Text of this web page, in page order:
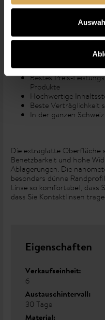
Oberflächentechnologien
mehr
Materials erfüllt selbst
Bestes Preis-
Produkte
Hochwertige
Beste Verträglichkeit
In der ganzen
Die extraglatte Oberfläche
Benetzbarkeit und hohe
Ablagerungen. Die
besonders dünne
Linse so komfortabel, dass
dass Sie Kontaktlinsen
Eigenschaften
Verkaufseinheit:
6
Austauschintervall:
30 Tage
Material: